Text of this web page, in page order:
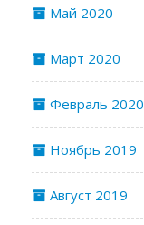
Май 2020
Март 2020
Февраль 2020
Ноябрь 2019
Август 2019